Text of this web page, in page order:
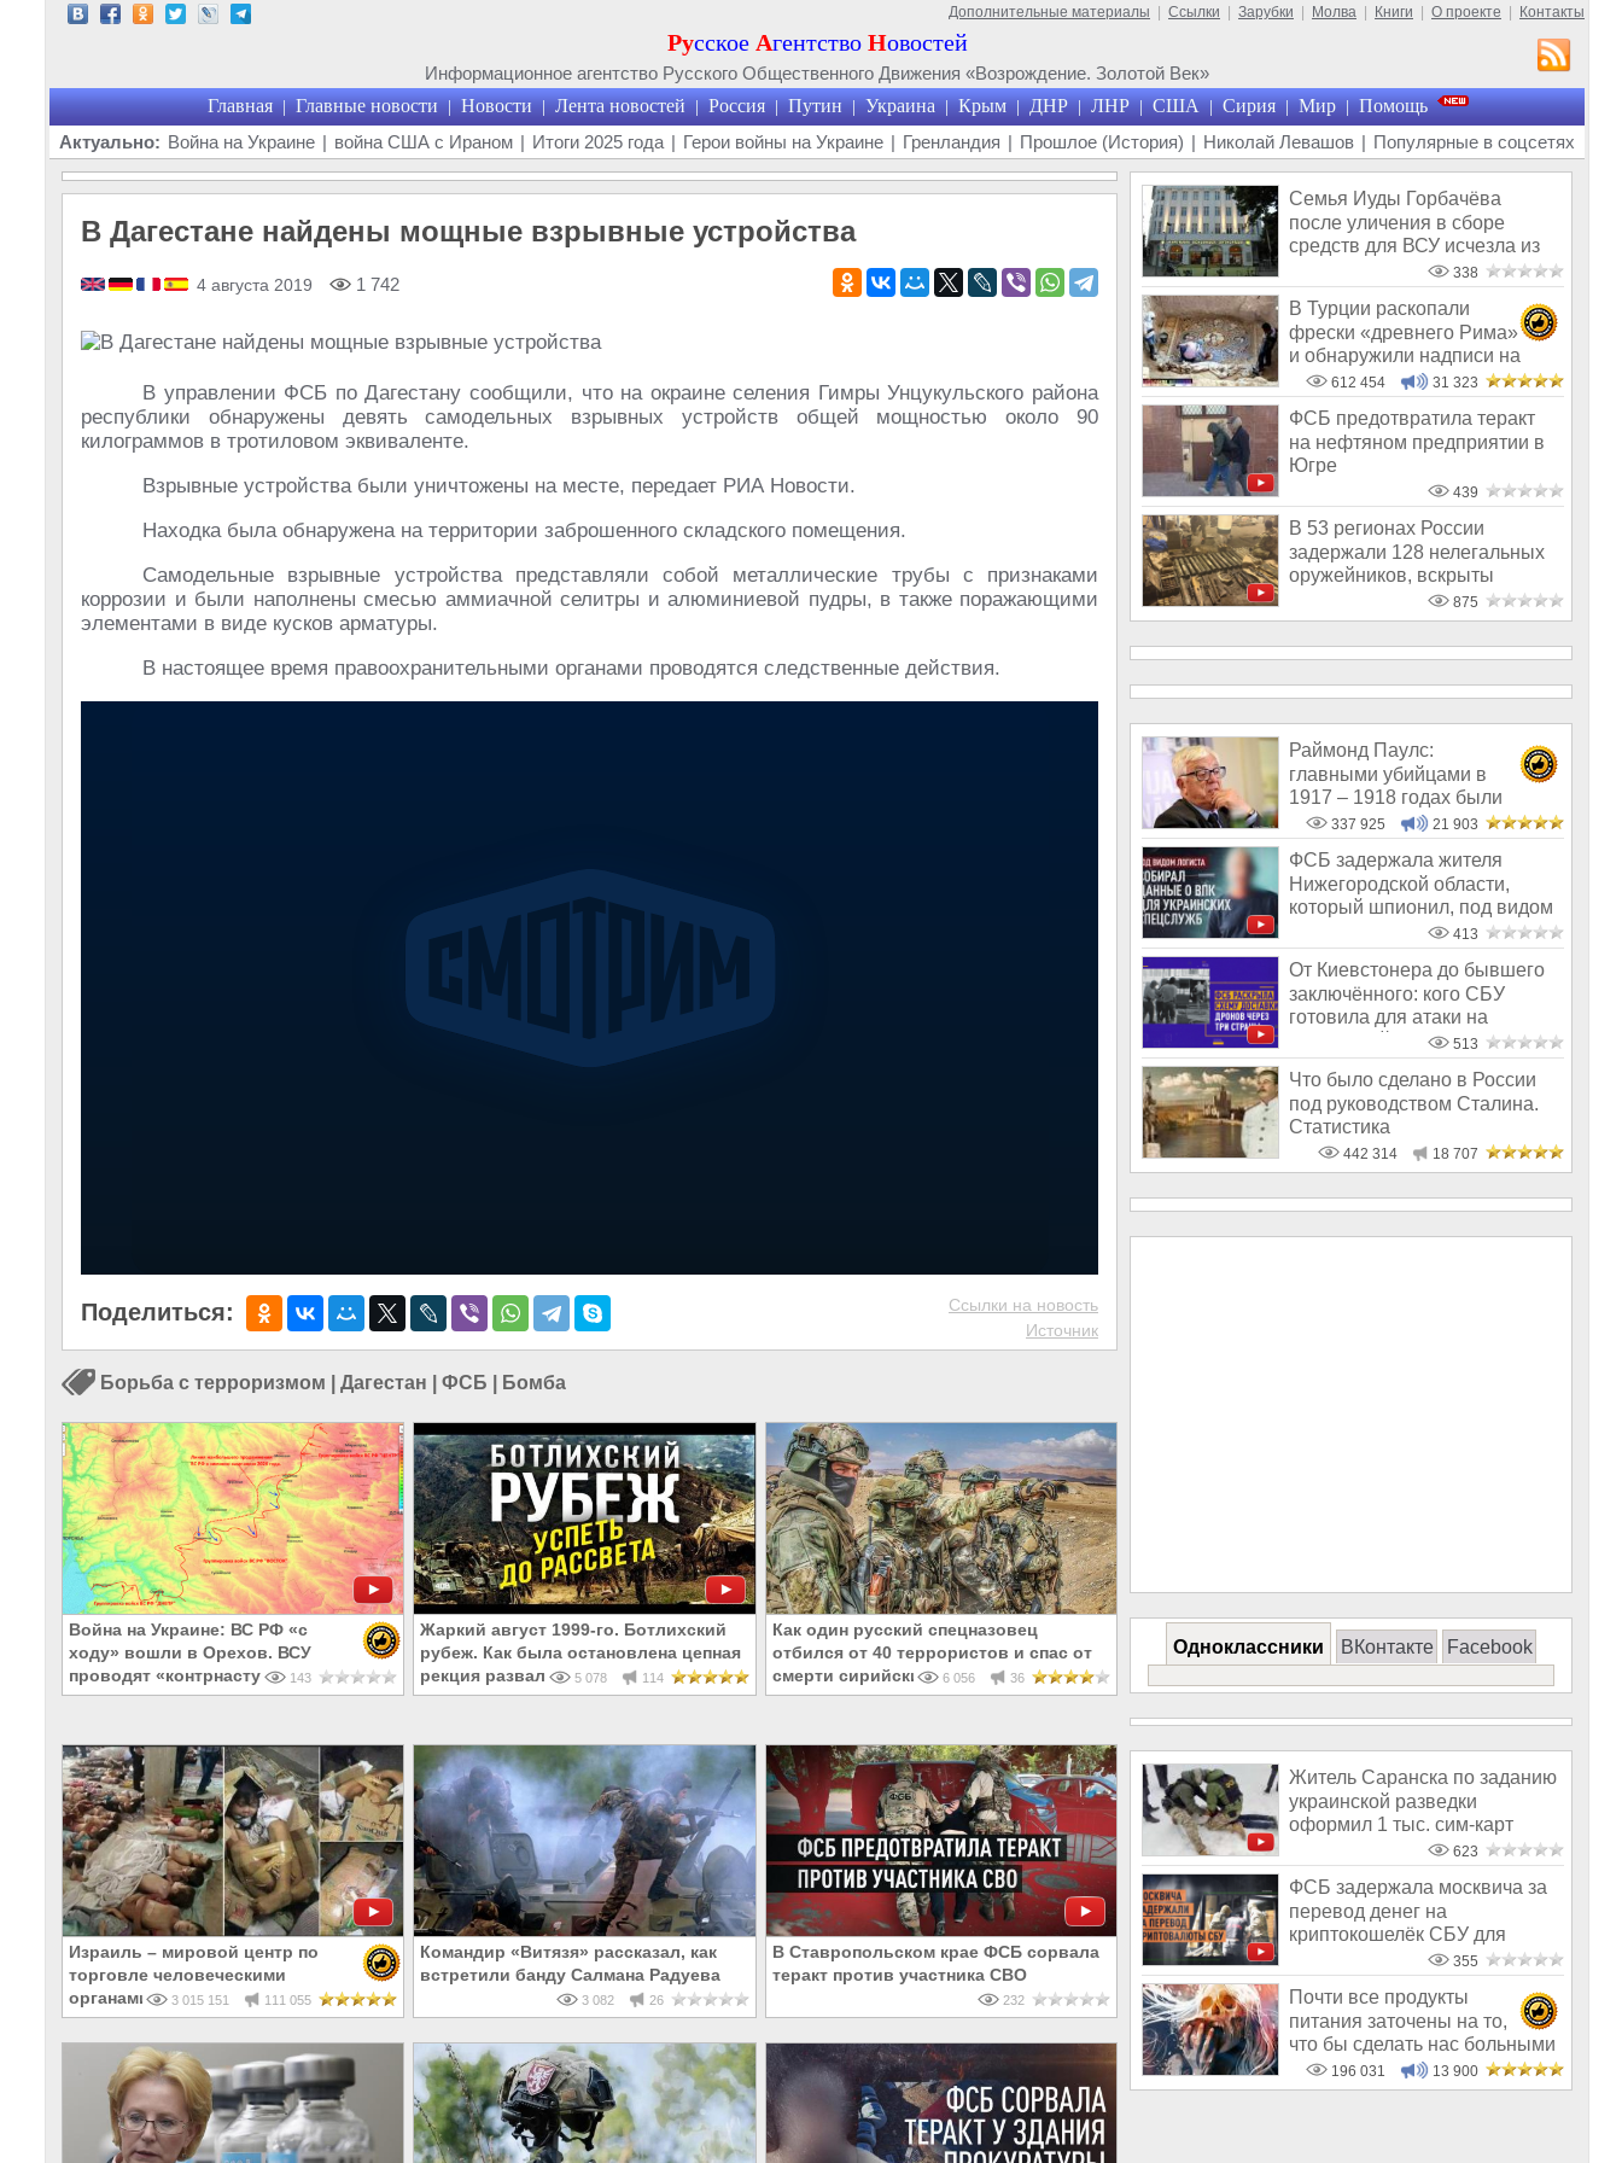
Дополнительные материалы Ссылки Зарубки Молва Книги О проекте Контакты
Русское Агентство Новостей
Информационное агентство Русского Общественного Движения «Возрождение. Золотой Век»
Главная | Главные новости | Новости | Лента новостей | Россия | Путин | Украина | Крым | ДНР | ЛНР | США | Сирия | Мир | Помощь
Актуально: Война на Украине | война США с Ираном | Итоги 2025 года | Герои войны на Украине | Гренландия | Прошлое (История) | Николай Левашов | Популярные в соцсетях
В Дагестане найдены мощные взрывные устройства
4 августа 2019 1 742
В управлении ФСБ по Дагестану сообщили, что на окраине селения Гимры Унцукульского района
республики обнаружены девять самодельных взрывных устройств общей мощностью около 90
килограммов в тротиловом эквиваленте.
Взрывные устройства были уничтожены на месте, передает РИА Новости.
Находка была обнаружена на территории заброшенного складского помещения.
Самодельные взрывные устройства представляли собой металлические трубы с признаками
коррозии и были наполнены смесью аммиачной селитры и алюминиевой пудры, в также поражающими
элементами в виде кусков арматуры.
В настоящее время правоохранительными органами проводятся следственные действия.
Поделиться:
Ссылки на новость
Источник
Борьба с терроризмом Дагестан ФСБ Бомба
Война на Украине: ВС РФ «с
ходу» вошли в Орехов. ВСУ
проводят «контрнаступ»
143
Жаркий август 1999-го. Ботлихский
рубеж. Как была остановлена цепная
рекция развала России
5 078 114
Как один русский спецназовец
отбился от 40 террористов и спас от
смерти сирийский город
6 056 36
Израиль – мировой центр по
торговле человеческими
органами
3 015 151 111 055
Командир «Витязя» рассказал, как
встретили банду Салмана Радуева
3 082 26
В Ставропольском крае ФСБ сорвала
теракт против участника СВО
232
Семья Иуды Горбачёва
после уличения в сборе
средств для ВСУ исчезла из
338
В Турции раскопали
фрески «древнего Рима»
и обнаружили надписи на
Русском!
612 454 31 323
ФСБ предотвратила теракт
на нефтяном предприятии в
Югре
439
В 53 регионах России
задержали 128 нелегальных
оружейников, вскрыты
десятки подполь
875
Раймонд Паулс:
главными убийцами в
1917 – 1918 годах были
латыши и евреи, а не русс
337 925 21 903
ФСБ задержала жителя
Нижегородской области,
который шпионил, под видом
413
От Киевстонера до бывшего
заключённого: кого СБУ
готовила для атаки на
513
Что было сделано в России
под руководством Сталина.
Статистика
442 314 18 707
Одноклассники ВКонтакте Facebook
Житель Саранска по заданию
украинской разведки
оформил 1 тыс. сим-карт
623
ФСБ задержала москвича за
перевод денег на
криптокошелёк СБУ для
финансирования див
355
Почти все продукты
питания заточены на то,
что бы сделать нас больными
и бесплодным
196 031 13 900